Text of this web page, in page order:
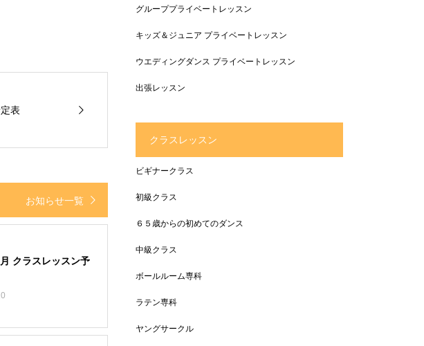
表
お知らせ一覧
クラスレッスン予
グループプライベートレッスン
キッズ＆ジュニア プライベートレッスン
ウエディングダンス プライベートレッスン
出張レッスン
クラスレッスン
ビギナークラス
初級クラス
６５歳からの初めてのダンス
中級クラス
ボールルーム専科
ラテン専科
ヤングサークル